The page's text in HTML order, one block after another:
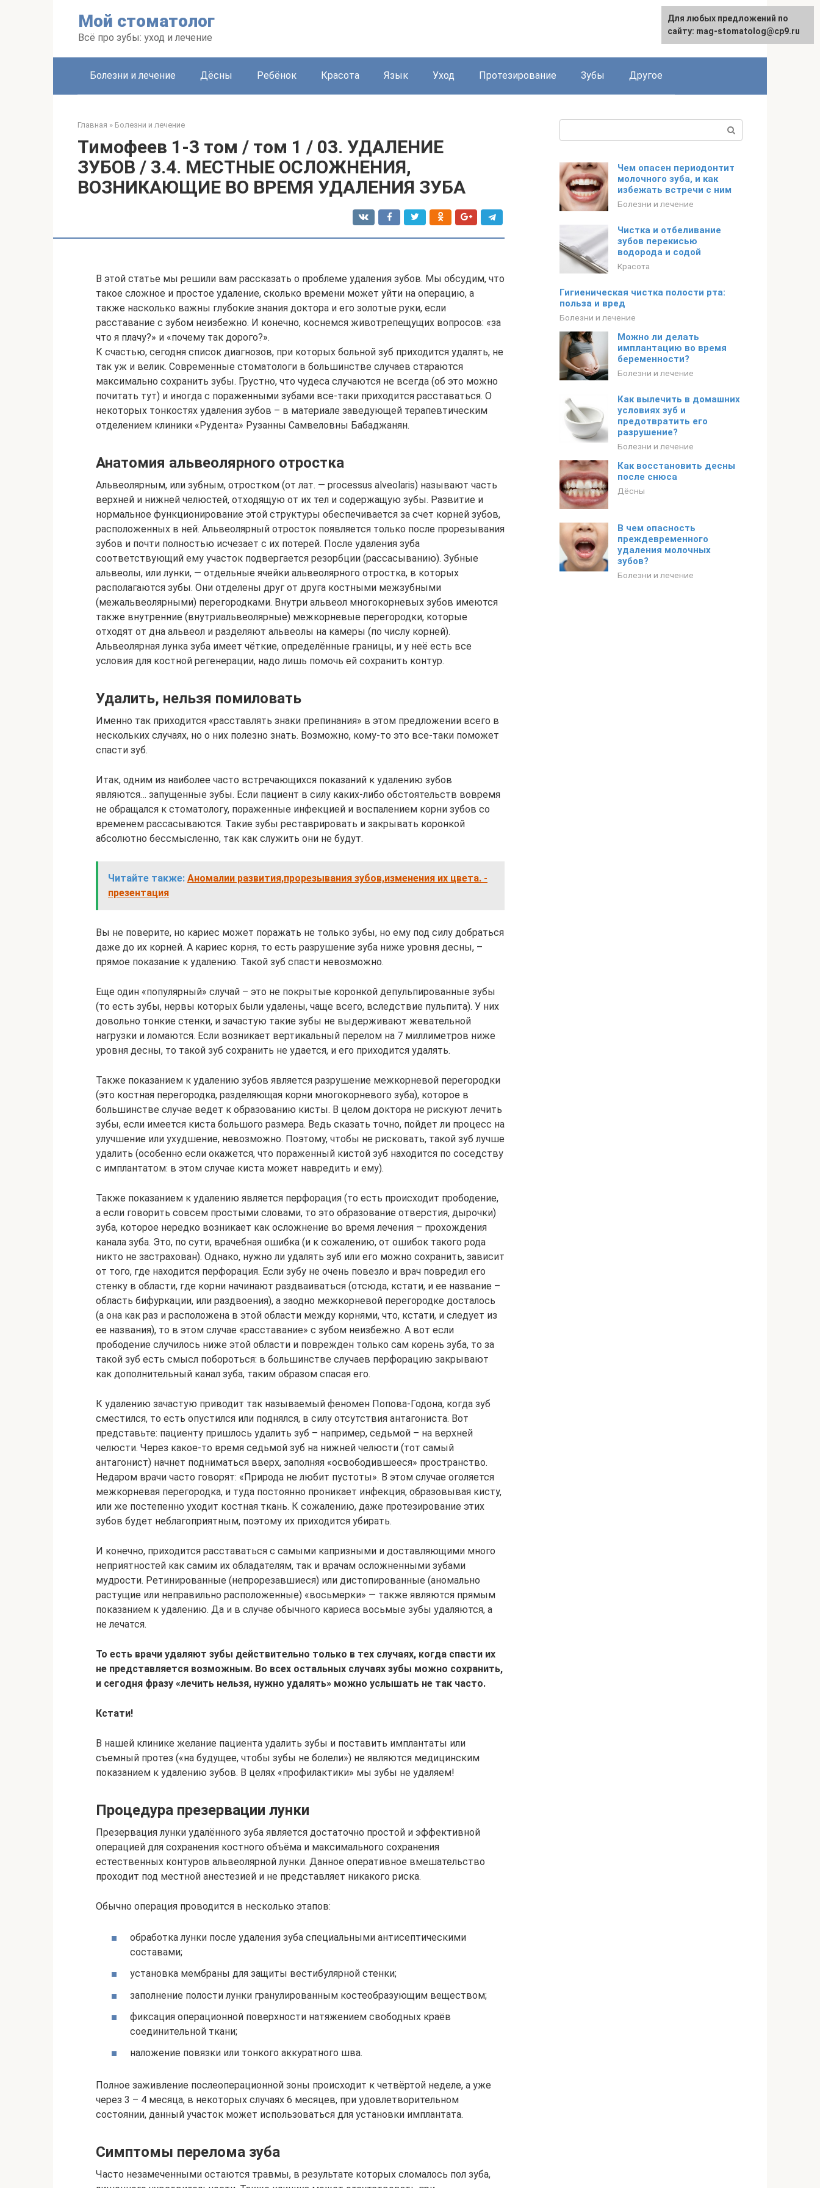
Мой стоматолог
Всё про зубы: уход и лечение
Болезни и лечение Дёсны Ребёнок Красота Язык Уход Протезирование Зубы Другое
Главная » Болезни и лечение
Тимофеев 1-3 том / том 1 / 03. УДАЛЕНИЕ
ЗУБОВ / 3.4. МЕСТНЫЕ ОСЛОЖНЕНИЯ,
ВОЗНИКАЮЩИЕ ВО ВРЕМЯ УДАЛЕНИЯ ЗУБА
В этой статье мы решили вам рассказать о проблеме удаления зубов. Мы обсудим, что
такое сложное и простое удаление, сколько времени может уйти на операцию, а
также насколько важны глубокие знания доктора и его золотые руки, если
расставание с зубом неизбежно. И конечно, коснемся животрепещущих вопросов: «за
что я плачу?» и «почему так дорого?».
К счастью, сегодня список диагнозов, при которых больной зуб приходится удалять, не
так уж и велик. Современные стоматологи в большинстве случаев стараются
максимально сохранить зубы. Грустно, что чудеса случаются не всегда (об это можно
почитать тут) и иногда с пораженными зубами все-таки приходится расставаться. О
некоторых тонкостях удаления зубов – в материале заведующей терапевтическим
отделением клиники «Рудента» Рузанны Самвеловны Бабаджанян.
Анатомия альвеолярного отростка
Альвеолярным, или зубным, отростком (от лат. — processus alveolaris) называют часть
верхней и нижней челюстей, отходящую от их тел и содержащую зубы. Развитие и
нормальное функционирование этой структуры обеспечивается за счет корней зубов,
расположенных в ней. Альвеолярный отросток появляется только после прорезывания
зубов и почти полностью исчезает с их потерей. После удаления зуба
соответствующий ему участок подвергается резорбции (рассасыванию). Зубные
альвеолы, или лунки, — отдельные ячейки альвеолярного отростка, в которых
располагаются зубы. Они отделены друг от друга костными межзубными
(межальвеолярными) перегородками. Внутри альвеол многокорневых зубов имеются
также внутренние (внутриальвеолярные) межкорневые перегородки, которые
отходят от дна альвеол и разделяют альвеолы на камеры (по числу корней).
Альвеолярная лунка зуба имеет чёткие, определённые границы, и у неё есть все
условия для костной регенерации, надо лишь помочь ей сохранить контур.
Удалить, нельзя помиловать
Именно так приходится «расставлять знаки препинания» в этом предложении всего в
нескольких случаях, но о них полезно знать. Возможно, кому-то это все-таки поможет
спасти зуб.
Итак, одним из наиболее часто встречающихся показаний к удалению зубов
являются… запущенные зубы. Если пациент в силу каких-либо обстоятельств вовремя
не обращался к стоматологу, пораженные инфекцией и воспалением корни зубов со
временем рассасываются. Такие зубы реставрировать и закрывать коронкой
абсолютно бессмысленно, так как служить они не будут.
Читайте также: Аномалии развития,прорезывания зубов,изменения их цвета. -
презентация
Вы не поверите, но кариес может поражать не только зубы, но ему под силу добраться
даже до их корней. А кариес корня, то есть разрушение зуба ниже уровня десны, –
прямое показание к удалению. Такой зуб спасти невозможно.
Еще один «популярный» случай – это не покрытые коронкой депульпированные зубы
(то есть зубы, нервы которых были удалены, чаще всего, вследствие пульпита). У них
довольно тонкие стенки, и зачастую такие зубы не выдерживают жевательной
нагрузки и ломаются. Если возникает вертикальный перелом на 7 миллиметров ниже
уровня десны, то такой зуб сохранить не удается, и его приходится удалять.
Также показанием к удалению зубов является разрушение межкорневой перегородки
(это костная перегородка, разделяющая корни многокорневого зуба), которое в
большинстве случае ведет к образованию кисты. В целом доктора не рискуют лечить
зубы, если имеется киста большого размера. Ведь сказать точно, пойдет ли процесс на
улучшение или ухудшение, невозможно. Поэтому, чтобы не рисковать, такой зуб лучше
удалить (особенно если окажется, что пораженный кистой зуб находится по соседству
с имплантатом: в этом случае киста может навредить и ему).
Также показанием к удалению является перфорация (то есть происходит прободение,
а если говорить совсем простыми словами, то это образование отверстия, дырочки)
зуба, которое нередко возникает как осложнение во время лечения – прохождения
канала зуба. Это, по сути, врачебная ошибка (и к сожалению, от ошибок такого рода
никто не застрахован). Однако, нужно ли удалять зуб или его можно сохранить, зависит
от того, где находится перфорация. Если зубу не очень повезло и врач повредил его
стенку в области, где корни начинают раздваиваться (отсюда, кстати, и ее название –
область бифуркации, или раздвоения), а заодно межкорневой перегородке досталось
(а она как раз и расположена в этой области между корнями, что, кстати, и следует из
ее названия), то в этом случае «расставание» с зубом неизбежно. А вот если
прободение случилось ниже этой области и поврежден только сам корень зуба, то за
такой зуб есть смысл побороться: в большинстве случаев перфорацию закрывают
как дополнительный канал зуба, таким образом спасая его.
К удалению зачастую приводит так называемый феномен Попова-Годона, когда зуб
сместился, то есть опустился или поднялся, в силу отсутствия антагониста. Вот
представьте: пациенту пришлось удалить зуб – например, седьмой – на верхней
челюсти. Через какое-то время седьмой зуб на нижней челюсти (тот самый
антагонист) начнет подниматься вверх, заполняя «освободившееся» пространство.
Недаром врачи часто говорят: «Природа не любит пустоты». В этом случае оголяется
межкорневая перегородка, и туда постоянно проникает инфекция, образовывая кисту,
или же постепенно уходит костная ткань. К сожалению, даже протезирование этих
зубов будет неблагоприятным, поэтому их приходится убирать.
И конечно, приходится расставаться с самыми капризными и доставляющими много
неприятностей как самим их обладателям, так и врачам осложненными зубами
мудрости. Ретинированные (непрорезавшиеся) или дистопированные (аномально
растущие или неправильно расположенные) «восьмерки» — также являются прямым
показанием к удалению. Да и в случае обычного кариеса восьмые зубы удаляются, а
не лечатся.
То есть врачи удаляют зубы действительно только в тех случаях, когда спасти их
не представляется возможным. Во всех остальных случаях зубы можно сохранить,
и сегодня фразу «лечить нельзя, нужно удалять» можно услышать не так часто.
Кстати!
В нашей клинике желание пациента удалить зубы и поставить имплантаты или
съемный протез («на будущее, чтобы зубы не болели») не являются медицинским
показанием к удалению зубов. В целях «профилактики» мы зубы не удаляем!
Процедура презервации лунки
Презервация лунки удалённого зуба является достаточно простой и эффективной
операцией для сохранения костного объёма и максимального сохранения
естественных контуров альвеолярной лунки. Данное оперативное вмешательство
проходит под местной анестезией и не представляет никакого риска.
Обычно операция проводится в несколько этапов:
обработка лунки после удаления зуба специальными антисептическими
составами;
установка мембраны для защиты вестибулярной стенки;
заполнение полости лунки гранулированным костеобразующим веществом;
фиксация операционной поверхности натяжением свободных краёв
соединительной ткани;
наложение повязки или тонкого аккуратного шва.
Полное заживление послеоперационной зоны происходит к четвёртой неделе, а уже
через 3 – 4 месяца, в некоторых случаях 6 месяцев, при удовлетворительном
состоянии, данный участок может использоваться для установки имплантата.
Симптомы перелома зуба
Часто незамеченными остаются травмы, в результате которых сломалось пол зуба,
Чем опасен периодонтит
молочного зуба, и как
избежать встречи с ним
Болезни и лечение
Чистка и отбеливание
зубов перекисью
водорода и содой
Красота
Гигиеническая чистка полости рта:
польза и вред
Болезни и лечение
Можно ли делать
имплантацию во время
беременности?
Болезни и лечение
Как вылечить в домашних
условиях зуб и
предотвратить его
разрушение?
Болезни и лечение
Как восстановить десны
после снюса
Дёсны
В чем опасность
преждевременного
удаления молочных
зубов?
Болезни и лечение
Для любых предложений по
сайту: mag-stomatolog@cp9.ru